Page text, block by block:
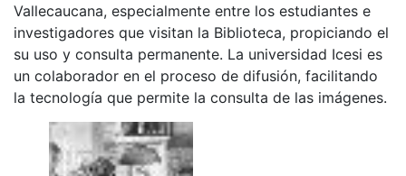
Vallecaucana, especialmente entre los estudiantes e
investigadores que visitan la Biblioteca, propiciando el
su uso y consulta permanente. La universidad Icesi es
un colaborador en el proceso de difusión, facilitando
la tecnología que permite la consulta de las imágenes.